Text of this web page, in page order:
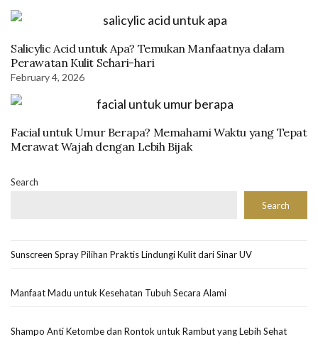
Salicylic Acid untuk Apa? Temukan Manfaatnya dalam
Perawatan Kulit Sehari-hari
February 4, 2026
Facial untuk Umur Berapa? Memahami Waktu yang Tepat
Merawat Wajah dengan Lebih Bijak
Search
Search
Sunscreen Spray Pilihan Praktis Lindungi Kulit dari Sinar UV
Manfaat Madu untuk Kesehatan Tubuh Secara Alami
Shampo Anti Ketombe dan Rontok untuk Rambut yang Lebih Sehat